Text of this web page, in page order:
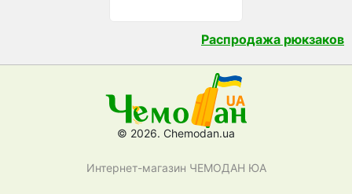
Распродажа рюкзаков
© 2026. Chemodan.ua
Интернет-магазин ЧЕМОДАН ЮА